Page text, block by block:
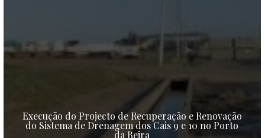
Execução do Projecto de Recuperação e Renovação
do Sistema de Drenagem dos Cais 9 e 10 no Porto
da Beira